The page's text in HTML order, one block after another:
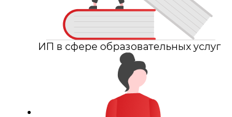
ИП в сфере образовательных услуг